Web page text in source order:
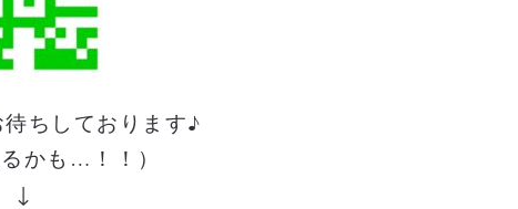
ちしております♪
かも…！！）
↓